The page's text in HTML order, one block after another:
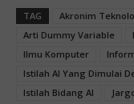
TAG Akronim
Arti Dummy Variable
Ilmu Komputer
Istilah AI Yang Dimulai
Istilah Bidang AI